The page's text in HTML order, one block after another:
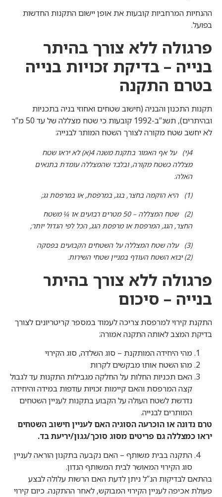
ההנחיות המרחביות קובעות את אופן יישום התקנות החדשות
בפועל.
פרגולה ללא צורך בהיתר
בנייה – בדיקת זכויות בנייה
בטרם התקנה
תקנות התכנון והבניה (חישוב שטחים ואחוזי בניה בתכניות
ובהיתרים), תשנ”ב-1992 קובעות כי שטח מצללה של עד 50 מ”ר
לא יחשב שטח מקורה לצורך השטח המותר לבנייה:
4(י) על אף האמור בתקנת משנה 4(א) לא יראו שטח
מצללה כשטח מקורה, ובלבד שהמצללה עומדת בתנאים
האלה:
(1) היא הוקמה בחצר, בגג, במרפסת, או במרפסת גג;
(2) שטח המצללה – 50 מטרים רבועים או ¼ משטח
החצר, הגג, המרפסת או מרפסת הגג, הכל לפי הגדול יותר;
(3) עלה שטח המצללה על השטחים הקבועים בפסקה
(2) יבוא השטח העודף במניין שטחי השירות.
פרגולה ללא צורך בהיתר
בנייה – סיכום
התקנת קירוי למרפסת צריכה לעמוד במספר קריטריונים לצורך
בדיקת המצב לאותה התקנה אמורה:
מהי היחידה המותקנת – סוג השלדה, סוג הקירוי
מהו השטח אותו מבקשים לקרות
האם תכניות החלות על החלקה מגבילות התקנות עד לגבול
קצה המרפסת והאם קיימות זכויות עודפות במידה והיחידה
נדרשת לשטח העולה על הקבוע בתקנות לעניין השטחים
המותרים לבנייה.
טרם נדונה או הוכרעה הסוגיה האם לעניין חישוב השטחים
יראו כמצללה גם פריטים מסוג סוכך/גגון/יריעת בד.
התקנה בבית משותף – האם נקבעה בתקנון הוראה לעניין
סוג הקירוי המאושר לבית המשותף הנדון.
בהתאם לבדיקות הנ”ל ניתן לדעת האם הרשות עלולה לבצע
פעולת אכיפה לעניין הקירוי המבוקש, לאחר ההתקנה. כיום קירוי